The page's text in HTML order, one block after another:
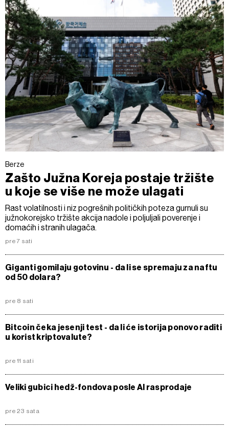
Berze
Zašto Južna Koreja postaje tržište
u koje se više ne može ulagati
Rast volatilnosti i niz pogrešnih političkih poteza gurnuli su
južnokorejsko tržište akcija nadole i poljuljali poverenje i
domaćih i stranih ulagača.
pre 7 sati
Giganti gomilaju gotovinu - da li se spremaju za naftu
od 50 dolara?
pre 8 sati
Bitcoin čeka jesenji test - da li će istorija ponovo raditi
u korist kriptovalute?
pre 11 sati
Veliki gubici hedž-fondova posle AI rasprodaje
pre 23 sata